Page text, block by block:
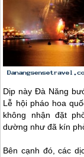
Dịp này Đà Năng
Lễ hội pháo hoa
không nhận đặt
dường như đã kín
Bên cạnh đó, các